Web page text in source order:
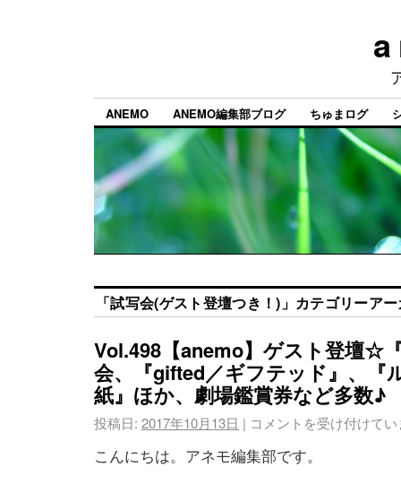
a
ANEMO ANEMO編集部ブログ ちゅまログ
「試写会(ゲスト登壇つき！) 」カテゴリーア
Vol.498【anemo】ゲスト登壇☆
会、『gifted／ギフテッド』、『
紙』ほか、劇場鑑賞券など多数♪
投稿日: 2017年10月13日 | コメントを受け付けて
こんにちは。アネモ編集部です。